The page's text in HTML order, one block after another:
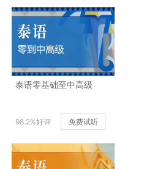
泰语零基础至中高级
98.2%好评 免费试听